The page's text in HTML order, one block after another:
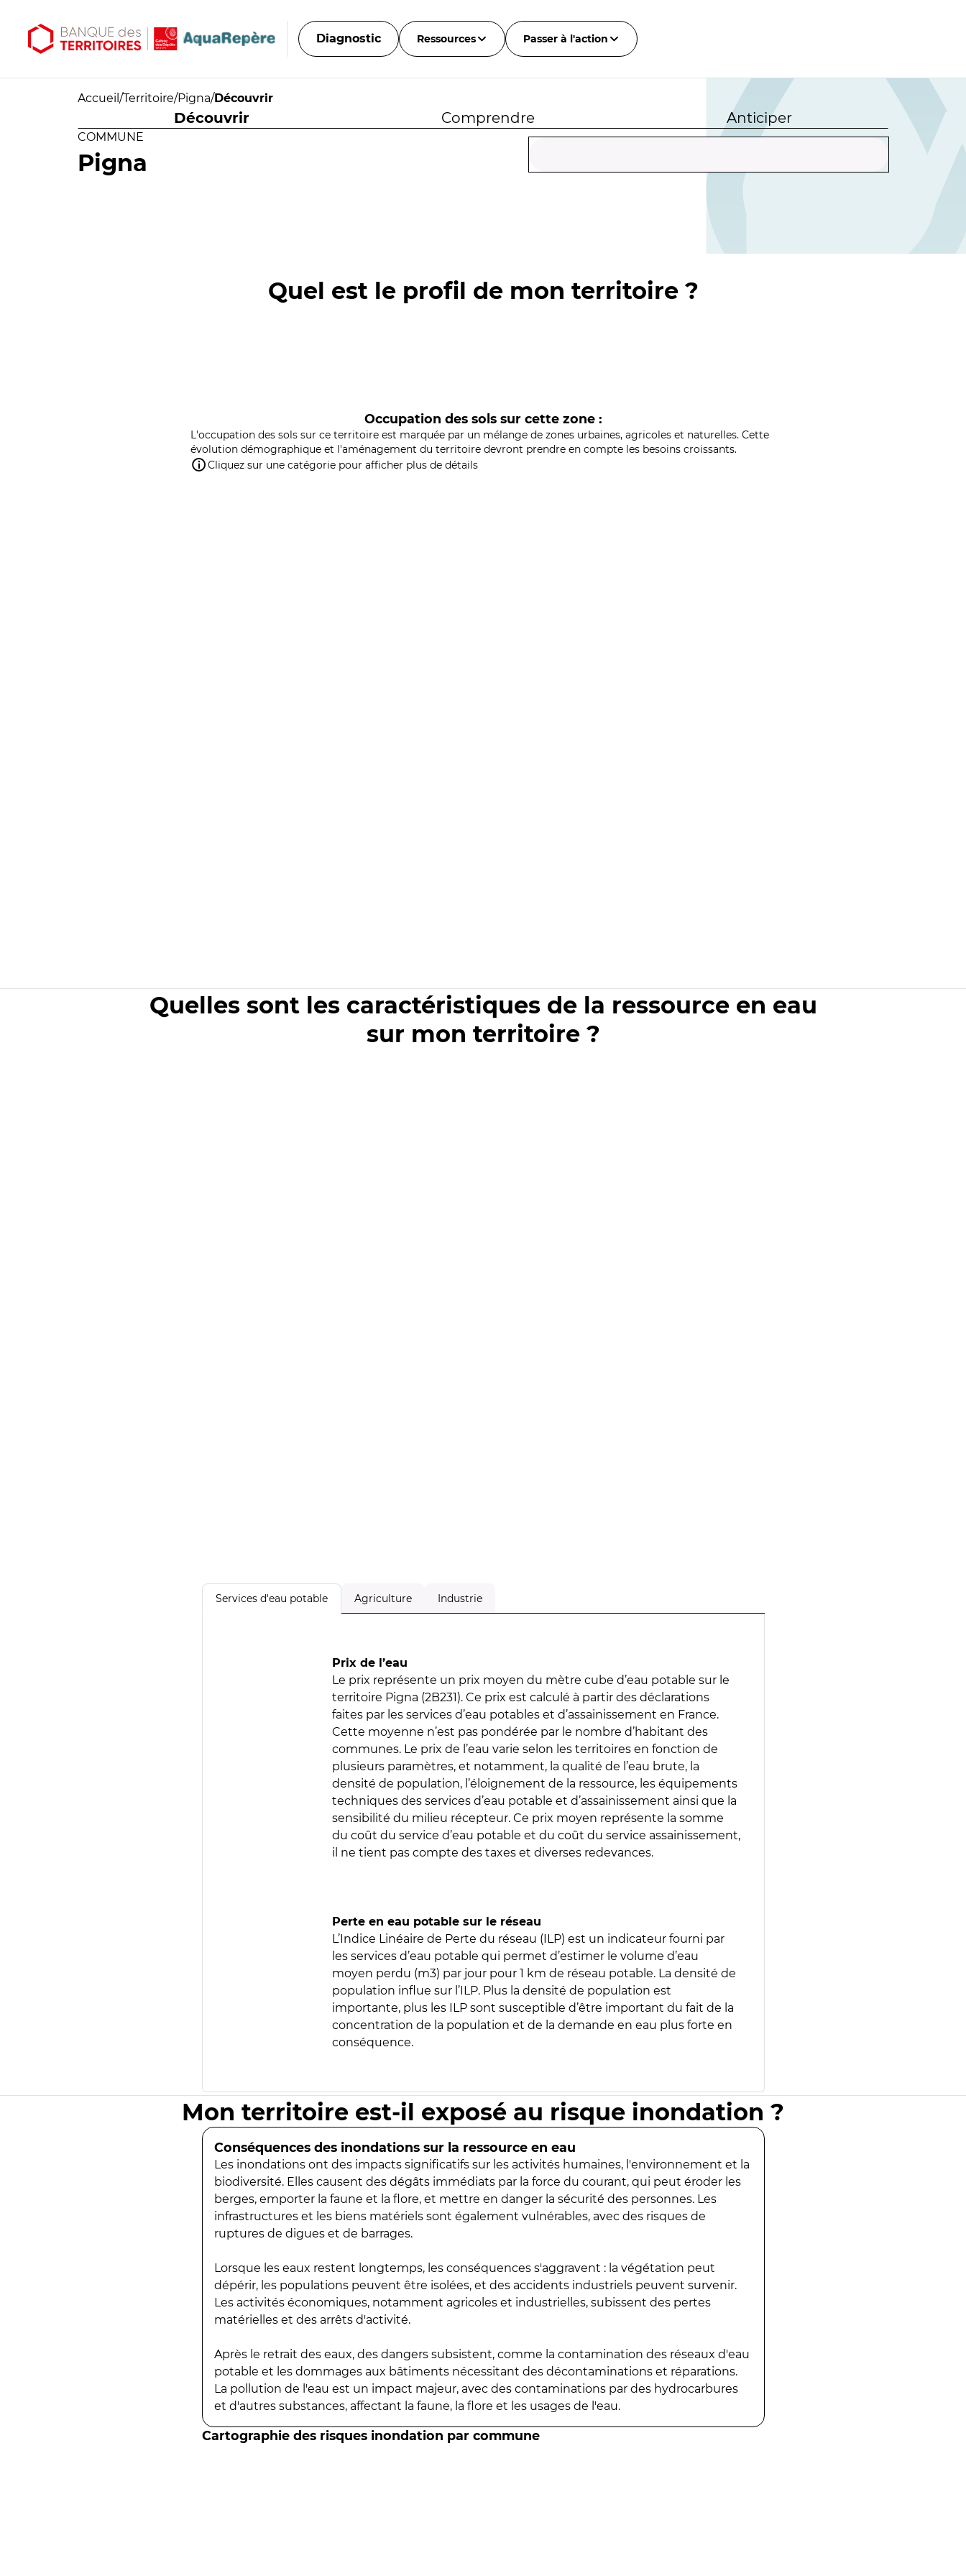
Diagnostic Ressources Passer à l'action
Accueil /Territoire/Pigna/Découvrir
Découvrir Comprendre Anticiper
COMMUNE
Pigna
Quel est le profil de mon territoire ?
Occupation des sols sur cette zone :
L'occupation des sols sur ce territoire est marquée par un mélange de zones urbaines, agricoles et naturelles. Cette
évolution démographique et l'aménagement du territoire devront prendre en compte les besoins croissants.
Cliquez sur une catégorie pour afficher plus de détails
Quelles sont les caractéristiques de la ressource en eau
sur mon territoire ?
Services d'eau potable Agriculture Industrie
Prix de l’eau
Le prix représente un prix moyen du mètre cube d’eau potable sur le
territoire Pigna (2B231). Ce prix est calculé à partir des déclarations
faites par les services d’eau potables et d’assainissement en France.
Cette moyenne n’est pas pondérée par le nombre d’habitant des
communes. Le prix de l’eau varie selon les territoires en fonction de
plusieurs paramètres, et notamment, la qualité de l’eau brute, la
densité de population, l’éloignement de la ressource, les équipements
techniques des services d’eau potable et d’assainissement ainsi que la
sensibilité du milieu récepteur. Ce prix moyen représente la somme
du coût du service d’eau potable et du coût du service assainissement,
il ne tient pas compte des taxes et diverses redevances.
Perte en eau potable sur le réseau
L’Indice Linéaire de Perte du réseau (ILP) est un indicateur fourni par
les services d’eau potable qui permet d’estimer le volume d’eau
moyen perdu (m3) par jour pour 1 km de réseau potable. La densité de
population influe sur l’ILP. Plus la densité de population est
importante, plus les ILP sont susceptible d’être important du fait de la
concentration de la population et de la demande en eau plus forte en
conséquence.
Mon territoire est-il exposé au risque inondation ?
Conséquences des inondations sur la ressource en eau
Les inondations ont des impacts significatifs sur les activités humaines, l'environnement et la
biodiversité. Elles causent des dégâts immédiats par la force du courant, qui peut éroder les
berges, emporter la faune et la flore, et mettre en danger la sécurité des personnes. Les
infrastructures et les biens matériels sont également vulnérables, avec des risques de
ruptures de digues et de barrages.
Lorsque les eaux restent longtemps, les conséquences s'aggravent : la végétation peut
dépérir, les populations peuvent être isolées, et des accidents industriels peuvent survenir.
Les activités économiques, notamment agricoles et industrielles, subissent des pertes
matérielles et des arrêts d'activité.
Après le retrait des eaux, des dangers subsistent, comme la contamination des réseaux d'eau
potable et les dommages aux bâtiments nécessitant des décontaminations et réparations.
La pollution de l'eau est un impact majeur, avec des contaminations par des hydrocarbures
et d'autres substances, affectant la faune, la flore et les usages de l'eau.
Cartographie des risques inondation par commune